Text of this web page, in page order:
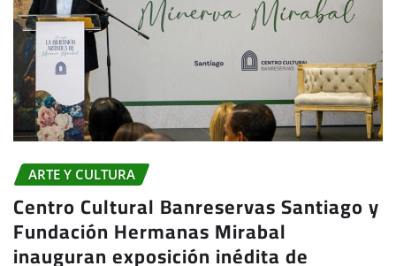
ARTE Y CULTURA
Centro Cultural Banreservas Santiago y
Fundación Hermanas Mirabal
inauguran exposición inédita de